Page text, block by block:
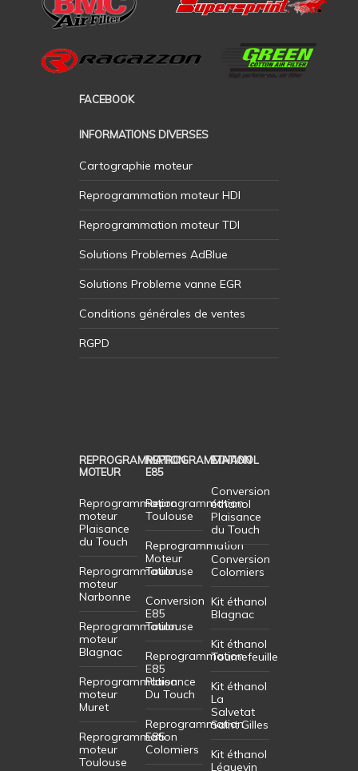
FACEBOOK
INFORMATIONS DIVERSES
Cartographie moteur
Reprogrammation moteur HDI
Reprogrammation moteur TDI
Solutions Problemes AdBlue
Solutions Probleme vanne EGR
Conditions générales de ventes
RGPD
REPROGRAMMATION
MOTEUR
Reprogrammation
moteur
Plaisance
du Touch
Reprogrammation
moteur
Narbonne
Reprogrammation
moteur
Blagnac
Reprogrammation
moteur
Muret
Reprogrammation
moteur
Toulouse
REPROGRAMMATION
E85
Reprogrammation
Toulouse
Reprogrammation
Moteur
Toulouse
Conversion
E85
Toulouse
Reprogrammation
E85
Plaisance
Du Touch
Reprogrammation
E85
Colomiers
ETHANOL
Conversion
éthanol
Plaisance
du Touch
Conversion
Colomiers
Kit éthanol
Blagnac
Kit éthanol
Tournefeuille
Kit éthanol
La
Salvetat
Saint Gilles
Kit éthanol
Léguevin